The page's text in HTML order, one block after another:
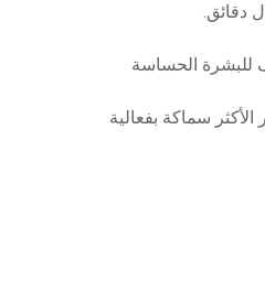
دقائق.
للبشرة الحساسة
سماكة بفعالية